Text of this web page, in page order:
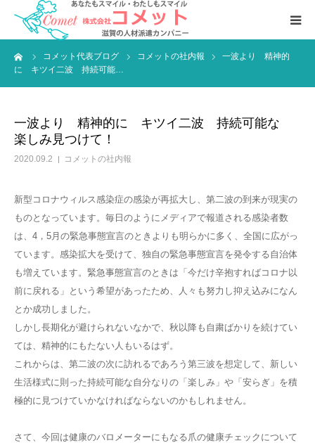
コメット代表ブログ コメットの社内報
一波より 精神的
に キツイ二波 持続可能…
一波より 精神的に キツイ二波 持続可能な
楽しみ見つけて！
2020.09.2 コメットの社内報
新型コロナウィルス感染症の感染が再拡大し、第二波の到来が現実の
ものとなっています。毎日のようにメディアで報道される感染者数
は、4，5月の緊急事態宣言のときよりも明らかに多く、全国に広がっ
ています。感染拡大を受けて、独自の緊急事態宣言を発令する自治体
も増えています。緊急事態宣言のときは「今だけ辛抱すればコロナ以
前に戻れる」という希望があったため、人々も努力し抑え込みになん
とか成功しました。
しかし長期化が避けられないなかで、秋以降も自粛ばかりを続けてい
ては、精神的にもたない人もいるはず。
これからは、第二波の次に訪れるであろう第三波を想定して、新しい
生活様式に則った持続可能な自分なりの「楽しみ」や「安らぎ」を積
極的に見つけていかなければならないのかもしれません。
さて、今回は健康のバロメーターにもなる爪の健康チェックについて
お仕事をおさがしの方へ
会社案内